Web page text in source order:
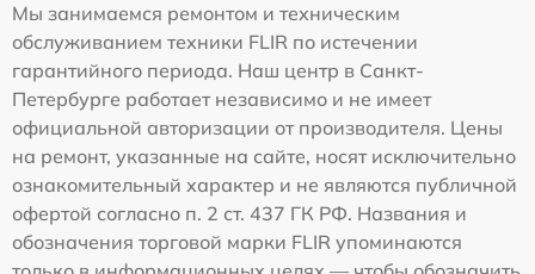
Мы занимаемся ремонтом и техническим
обслуживанием техники FLIR по истечении
гарантийного периода. Наш центр в Санкт-
Петербурге работает независимо и не имеет
официальной авторизации от производителя. Цены
на ремонт, указанные на сайте, носят исключительно
ознакомительный характер и не являются публичной
офертой согласно п. 2 ст. 437 ГК РФ. Названия и
обозначения торговой марки FLIR упоминаются